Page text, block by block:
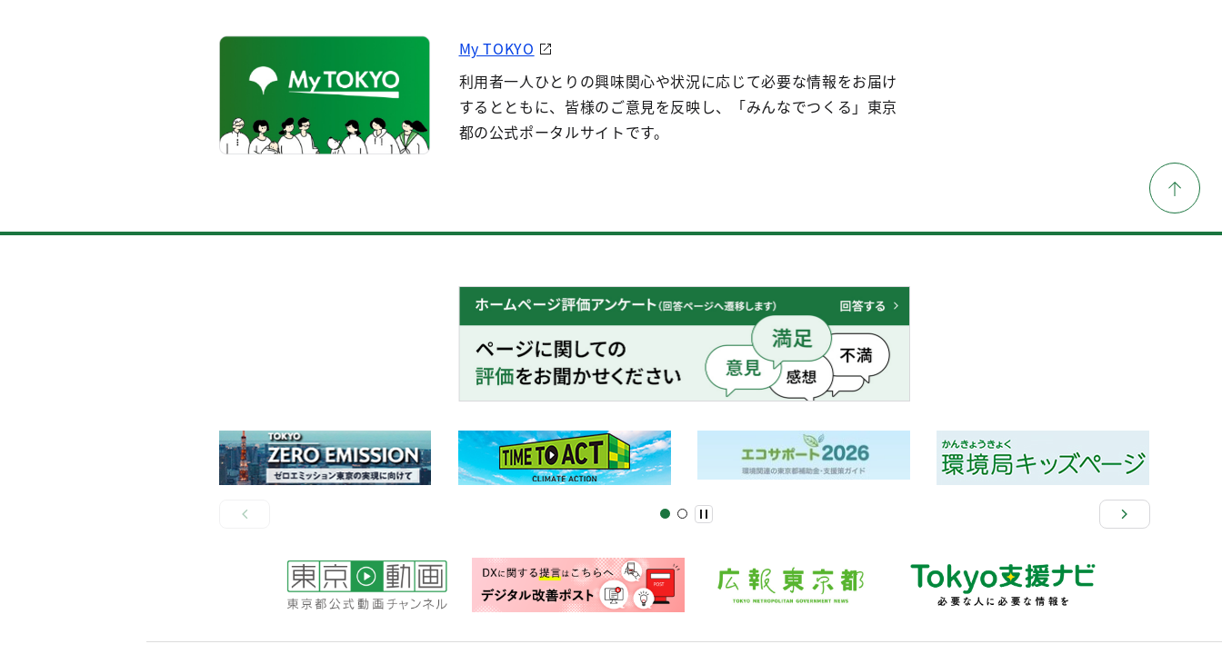
My TOKYO
利用者一人ひとりの興味関心や状況に応じて必要な情報をお届け
するとともに、皆様のご意見を反映し、「みんなでつくる」東京
都の公式ポータルサイトです。